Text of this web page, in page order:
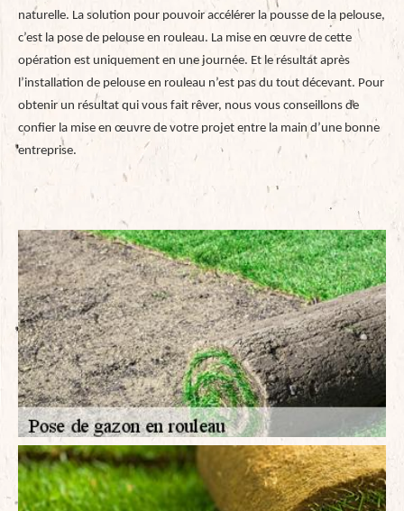
naturelle. La solution pour pouvoir accélérer la pousse de la pelouse,
c’est la pose de pelouse en rouleau. La mise en œuvre de cette
opération est uniquement en une journée. Et le résultat après
l’installation de pelouse en rouleau n’est pas du tout décevant. Pour
obtenir un résultat qui vous fait rêver, nous vous conseillons de
confier la mise en œuvre de votre projet entre la main d’une bonne
entreprise.